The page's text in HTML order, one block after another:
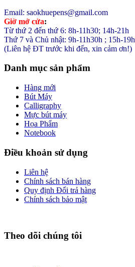
Email: saokhuepens@gmail.com
Giờ mở cửa:
Từ thứ 2 đến thứ 6: 8h-11h30; 14h-21h
Thứ 7 và Chủ nhật: 9h-11h30h ; 15h-19h
(Liên hệ ĐT trước khi đến, xin cảm ơn!)
Danh mục sản phẩm
Hàng mới
Bút Máy
Calligraphy
Mực bút máy
Họa Phẩm
Notebook
Điều khoản sử dụng
Liên hệ
Chính sách bán hàng
Quy định Đổi trả hàng
Chính sách bảo mật
Theo dõi chúng tôi